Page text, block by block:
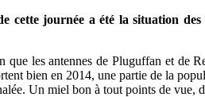
journée a été la situation des
les antennes de Pluguffan et de
bien en 2014, une partie de la
Un miel bon à tout points de vue,